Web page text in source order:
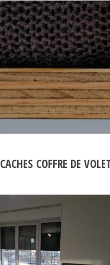
CACHES COFFRE DE